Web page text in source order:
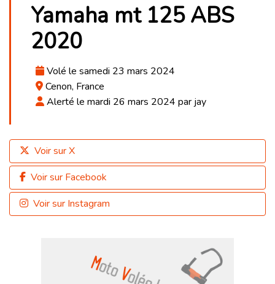
Yamaha mt 125 ABS
2020
Volé le samedi 23 mars 2024
Cenon, France
Alerté le mardi 26 mars 2024 par jay
Voir sur X
Voir sur Facebook
Voir sur Instagram